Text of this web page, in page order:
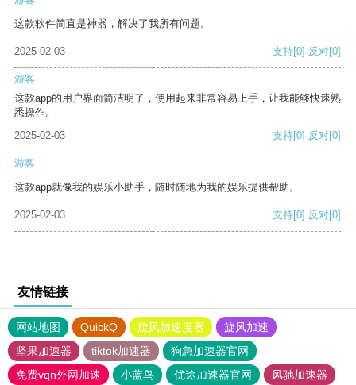
这款软件简直是神器，解决了我所有问题。
2025-02-03 支持[0] 反对[0]
游客
这款app的用户界面简洁明了，使用起来非常容易上手，让我能够快速熟
悉操作。
2025-02-03
支持[0] 反对[0]
游客
这款app就像我的娱乐小助手，随时随地为我的娱乐提供帮助。
2025-02-03 支持[0] 反对[0]
友情链接
网站地图 QuickQ 旋风加速度器
旋风加速
坚果加速器
tiktok加速器
狗急加速器官网
免费vqn外网加速
小蓝鸟 优途加速器官网 风驰加速器